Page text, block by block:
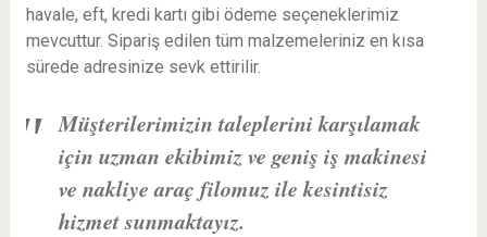
havale, eft, kredi kartı gibi ödeme seçeneklerimiz
mevcuttur. Sipariş edilen tüm malzemeleriniz en kısa
sürede adresinize sevk ettirilir.
Müşterilerimizin taleplerini karşılamak
için uzman ekibimiz ve geniş iş makinesi
ve nakliye araç filomuz ile kesintisiz
hizmet sunmaktayız.